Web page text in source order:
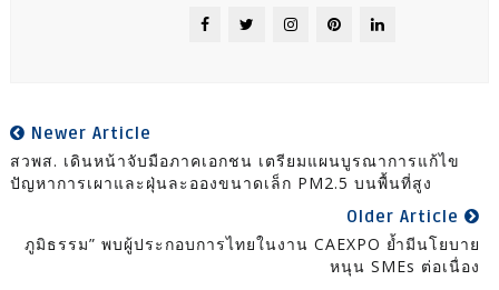
Newer Article
สวพส. เดินหน้าจับมือภาคเอกชน เตรียมแผนบูรณาการแก้ไข
ปัญหาการเผาและฝุ่นละอองขนาดเล็ก PM2.5 บนพื้นที่สูง
Older Article
ภูมิธรรม” พบผู้ประกอบการไทยในงาน CAEXPO ย้ำมีนโยบาย
หนุน SMEs ต่อเนื่อง